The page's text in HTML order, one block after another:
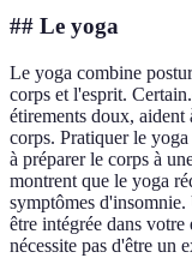
## Le yoga
Le yoga combine
corps et l'esprit.
étirements doux, aident
corps. Pratiquer le
à préparer le corps à
montrent que le yoga
symptômes
être intégrée dans
nécessite pas d'être un